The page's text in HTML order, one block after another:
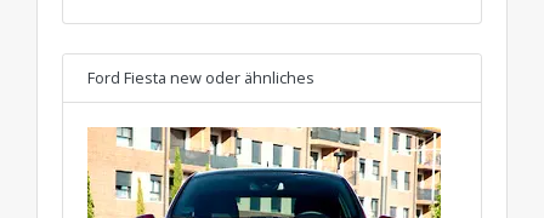
Ford Fiesta new oder ähnliches